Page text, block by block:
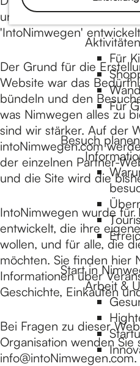
H
o
e
p
a
g
e
High
Für
Für
Besuch planen
Start in
Arbeit &
und haben gemeinsam
'IntoNimwegen'
Der Grund für die
Website war das
bündeln und den
was Nimwegen alles zu
sind wir stärker. Auf der
intoNimwegen.com
der einzelnen Partner-
und die Site wird die
IntoNimwegen wurde
entwickelt, die ihre
wollen, und für alle, die
möchten. Sie finden hier
Informationen über
Geschichte, Einkaufen
Bei Fragen zu dieser
Organisation wenden Sie
info@intoNimwegen.com.